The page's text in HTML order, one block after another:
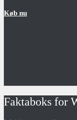
Køb nu
Faktaboks for